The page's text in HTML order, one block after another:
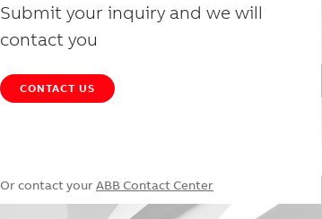
Submit your inquiry and we will
contact you
CONTACT US
Or contact your ABB Contact Center